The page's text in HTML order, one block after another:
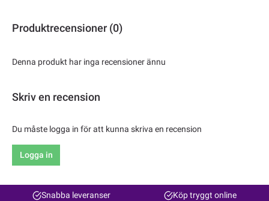
Produktrecensioner (0)
Denna produkt har inga recensioner ännu
Skriv en recension
Du måste logga in för att kunna skriva en recension
Logga in
Snabba leveranser Köp tryggt online